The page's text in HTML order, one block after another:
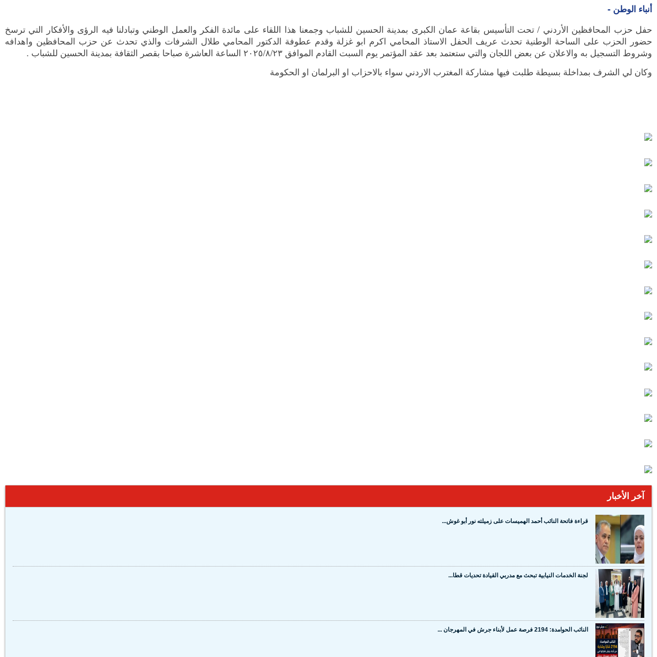
أنباء الوطن -
حفل حزب المحافظين الأردني / تحت التأسيس بقاعة عمان الكبرى بمدينة الحسين للشباب وجمعنا هذا اللقاء على مائدة الفكر والعمل الوطني وتبادلنا فيه الرؤى والأفكار التي ترسخ
حضور الحزب على الساحة الوطنية تحدث عريف الحفل الاستاذ المحامي اكرم ابو غزلة وقدم عطوفة الدكتور المحامي طلال الشرفات والذي تحدث عن حزب المحافظين واهدافه
وشروط التسجيل به والاعلان عن بعض اللجان والتي ستعتمد بعد عقد المؤتمر يوم السبت القادم الموافق ٢٠٢٥/٨/٢٣ الساعة العاشرة صباحا بقصر الثقافة بمدينة الحسين للشباب .
وكان لي الشرف بمداخلة بسيطة طلبت فيها مشاركة المغترب الاردني سواء بالاحزاب او البرلمان او الحكومة
آخر الأخبار
قراءة فاتحة النائب أحمد الهميسات على زميلته نور أبو غوش...
لجنة الخدمات النيابية تبحث مع مدربي القيادة تحديات قطا...
النائب الحوامدة: 2194 فرصة عمل لأبناء جرش في المهرجان ...